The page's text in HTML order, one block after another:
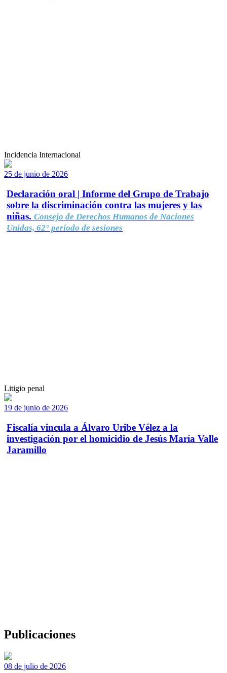
Incidencia Internacional
25 de junio de 2026
Declaración oral | Informe del Grupo de Trabajo
sobre la discriminación contra las mujeres y las
niñas. Consejo de Derechos Humanos de Naciones
Unidas, 62° período de sesiones
Litigio penal
19 de junio de 2026
Fiscalía vincula a Álvaro Uribe Vélez a la
investigación por el homicidio de Jesús María Valle
Jaramillo
Publicaciones
08 de julio de 2026